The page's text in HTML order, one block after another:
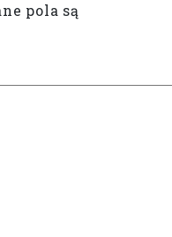
pola są